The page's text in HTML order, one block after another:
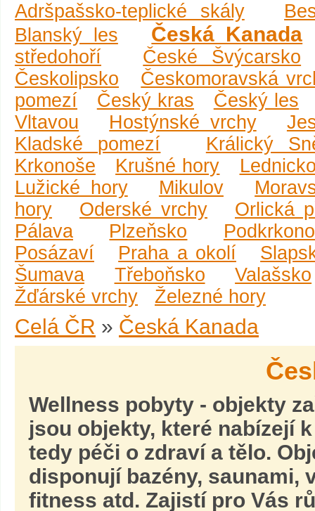
Adršpašsko-teplické skály
Blanský les
Česká Kanada
středohoří
České Švýcarsko
Českolipsko
Českomoravská
pomezí
Český kras
Český les
Vltavou
Hostýnské vrchy
Kladské pomezí
Králický
Krkonoše
Krušné hory
Lužické hory
Mikulov
hory
Oderské vrchy
Orlická
Pálava
Plzeňsko
Posázaví
Praha a okolí
Šumava
Třeboňsko
Valašsko
Žďárské vrchy
Železné hory
Celá ČR » Česká Kanada
Wellness pobyty - objekty
jsou objekty, které nabízejí
tedy péči o zdraví a tělo.
disponují bazény,
fitness atd. Zajistí pro Vás